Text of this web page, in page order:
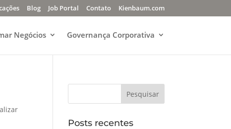
Blog Job Portal Contato Kienbaum.com
Negócios Governança Corporativa
Posts recentes